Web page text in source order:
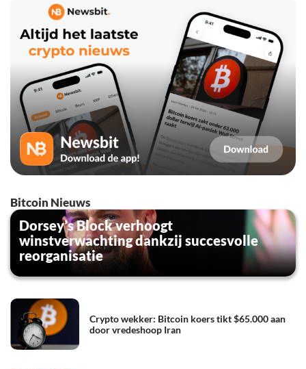
Bitcoin Nieuws
Dorsey’s Block verhoogt
winstverwachting dankzij succesvolle
reorganisatie
Crypto wekker: Bitcoin koers tikt $65.000 aan
door vredeshoop Iran